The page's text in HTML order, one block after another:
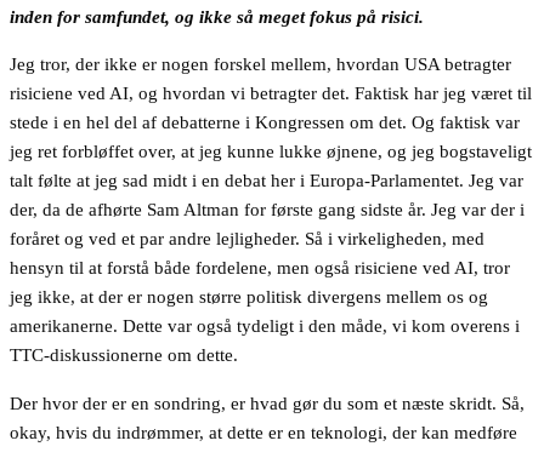
inden for samfundet, og ikke så meget fokus på risici.
Jeg tror, der ikke er nogen forskel mellem, hvordan USA betragter
risiciene ved AI, og hvordan vi betragter det. Faktisk har jeg været til
stede i en hel del af debatterne i Kongressen om det. Og faktisk var
jeg ret forbløffet over, at jeg kunne lukke øjnene, og jeg bogstaveligt
talt følte at jeg sad midt i en debat her i Europa-Parlamentet. Jeg var
der, da de afhørte Sam Altman for første gang sidste år. Jeg var der i
foråret og ved et par andre lejligheder. Så i virkeligheden, med
hensyn til at forstå både fordelene, men også risiciene ved AI, tror
jeg ikke, at der er nogen større politisk divergens mellem os og
amerikanerne. Dette var også tydeligt i den måde, vi kom overens i
TTC-diskussionerne om dette.
Der hvor der er en sondring, er hvad gør du som et næste skridt. Så,
okay, hvis du indrømmer, at dette er en teknologi, der kan medføre